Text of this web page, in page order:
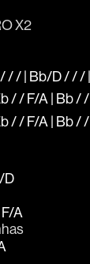
X2
/ / | Bb/D / / /
/ / F/A | Bb /
/ / F/A | Bb /
D
F/A
has